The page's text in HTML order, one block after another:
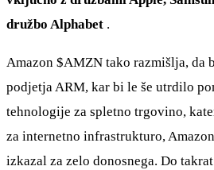
družbo Alphabet .
Amazon $AMZN tako razmišlja, da
podjetja ARM, kar bi le še utrdilo
tehnologije za spletno trgovino,
za internetno infrastrukturo,
izkazal za zelo donosnega. Do